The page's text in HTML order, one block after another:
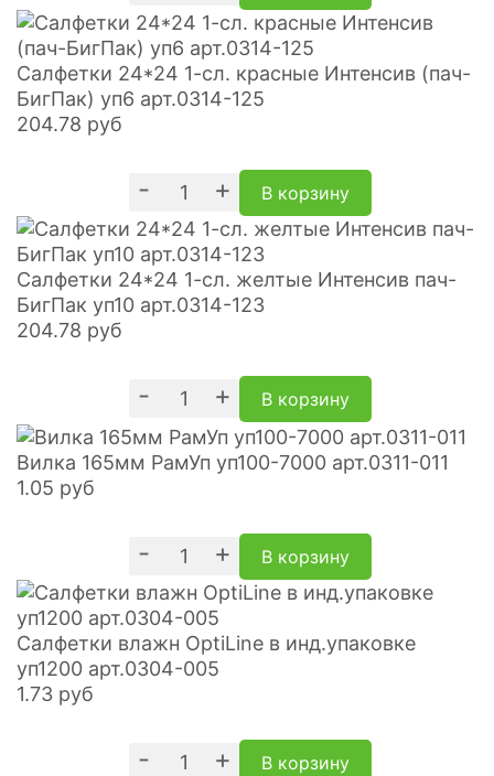
Салфетки 24*24 1-сл. красные Интенсив (пач-
БигПак) уп6 арт.0314-125
204.78 руб
- + В корзину
Салфетки 24*24 1-сл. желтые Интенсив пач-
БигПак уп10 арт.0314-123
204.78 руб
- + В корзину
Вилка 165мм РамУп уп100-7000 арт.0311-011
1.05 руб
- + В корзину
Салфетки влажн OptiLine в инд.упаковке
уп1200 арт.0304-005
1.73 руб
- + В корзину